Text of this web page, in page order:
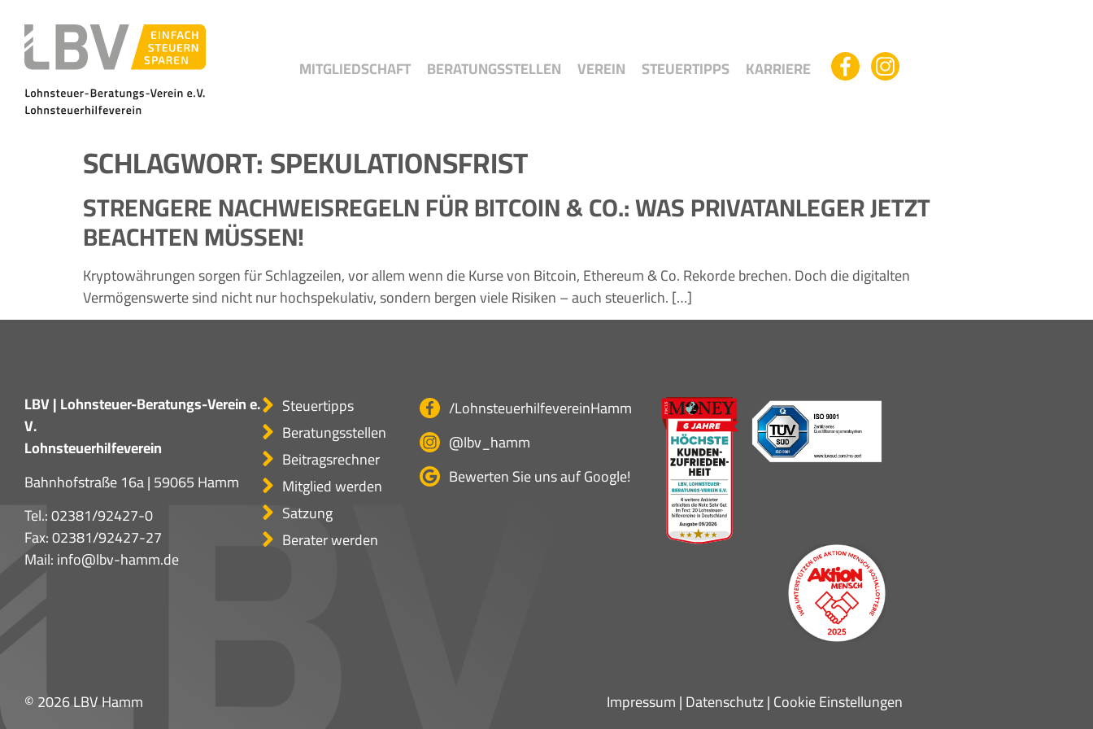
MITGLIEDSCHAFT BERATUNGSSTELLEN VEREIN STEUERTIPPS KARRIERE
SCHLAGWORT:SPEKULATIONSFRIST
STRENGERE NACHWEISREGELN FÜR BITCOIN & CO.: WAS PRIVATANLEGER JETZT
BEACHTEN MÜSSEN!
Kryptowährungen sorgen für Schlagzeilen, vor allem wenn die Kurse von Bitcoin, Ethereum & Co. Rekorde brechen. Doch die digitalten
Vermögenswerte sind nicht nur hochspekulativ, sondern bergen viele Risiken – auch steuerlich. […]
LBV | Lohnsteuer-Beratungs-Verein e.
V.
Lohnsteuerhilfeverein
Bahnhofstraße 16a | 59065 Hamm
Tel.:02381/92427-0
Fax: 02381/92427-27
Mail:info@lbv-hamm.de
Steuertipps
Beratungsstellen
Beitragsrechner
Mitglied werden
Satzung
Berater werden
/LohnsteuerhilfevereinHamm
@lbv_hamm
Bewerten Sie uns auf Google!
© 2026 LBV Hamm Impressum|Datenschutz|Cookie Einstellungen